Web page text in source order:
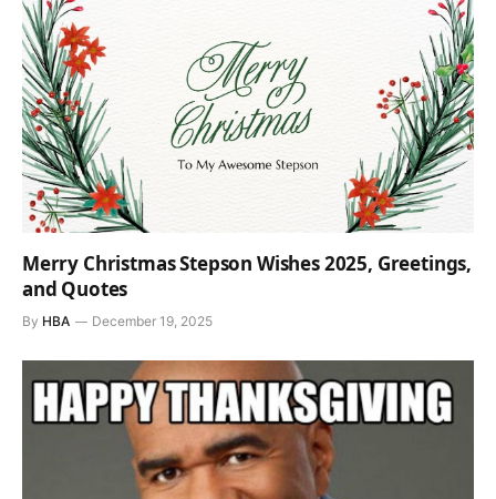
Merry Christmas Stepson Wishes 2025, Greetings,
and Quotes
By HBA December 19, 2025